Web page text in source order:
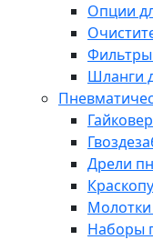
Опции
Шланги
Дрели
Наборы